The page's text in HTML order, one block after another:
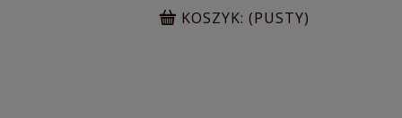
KOSZYK: (PUSTY)